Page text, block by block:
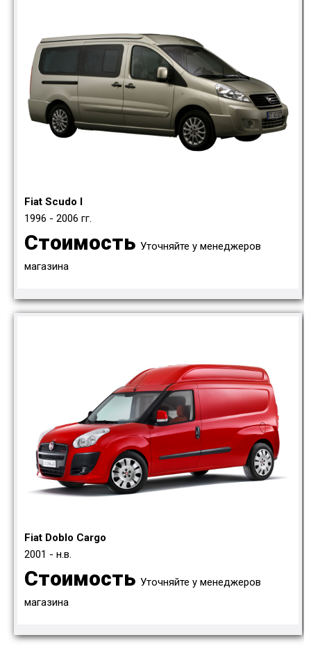
Fiat Scudo I
1996 - 2006 гг.
Стоимость Уточняйте у менеджеров
магазина
Fiat Doblo Cargo
2001 - н.в.
Стоимость Уточняйте у менеджеров
магазина